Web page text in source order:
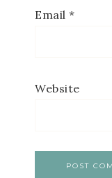
Email *
Website